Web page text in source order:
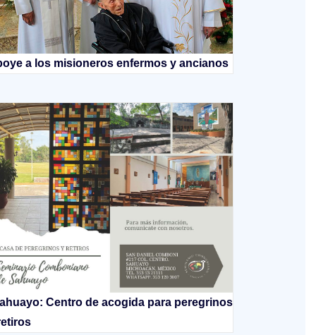
a los misioneros enfermos y ancianos
Centro de acogida para peregrinos